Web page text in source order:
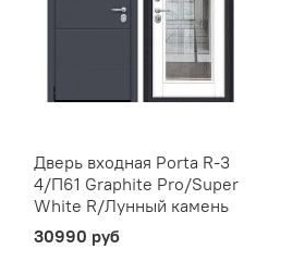
Дверь входная Porta R-3
4/П61 Graphite Pro/Super
White R/Лунный камень
30990 руб